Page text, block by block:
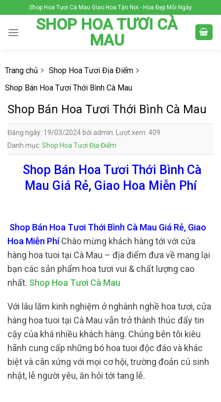
to
content
Shop Hoa Tươi Cà Mau Giao Hoa Tận Nơi - Hoa Đẹp Mỗi Ngày
SHOP HOA TƯƠI CÀ
MAU
Trang chủ
Shop Hoa Tươi Địa Điểm
Shop Bán Hoa Tươi Thới Bình Cà Mau
Shop Bán Hoa Tươi Thới Bình Cà Mau
Đăng ngày: 19/03/2024 bởi admin. Lượt xem: 409
Danh mục: Shop Hoa Tươi Địa Điểm
Shop Bán Hoa Tươi Thới Bình Cà
Mau Giá Rẻ, Giao Hoa Miễn Phí
Shop Bán Hoa Tươi Thới Bình Cà Mau Giá Rẻ, Giao
Hoa Miễn PhíChào mừng khách hàng tới với cửa
hàng hoa tuoi tại Cà Mau – địa điểm đưa về mang lại
bạn các sản phẩm hoa tươi vui & chất lượng cao
nhất. Shop Hoa Tươi Cà Mau
Với lâu lăm kinh nghiệm ở nghành nghề hoa tươi, cửa
hàng hoa tuoi tại Cà Mau vẫn trở thành thúc đẩy tin
cậy của khá nhiều khách hàng. Chúng bên tôi kiêu
hãnh cung cấp những bó hoa tuoi độc đáo và khác
biệt và cân xứng với mọi cơ hội, trường đoản cú sinh
nhật, lễ người yêu, ăn hỏi tới tang lễ.